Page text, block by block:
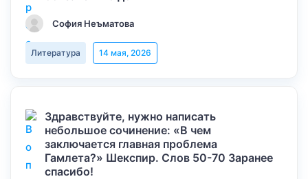
София Неъматова
Литература 14 мая, 2026
Здравствуйте, нужно написать
небольшое сочинение: «В чем
заключается главная проблема
Гамлета?» Шекспир. Слов 50-70 Заранее
спасибо!